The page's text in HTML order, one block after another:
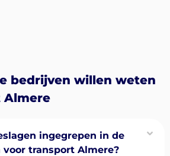
bedrijven willen weten
Almere
ingegrepen in de
transport Almere?